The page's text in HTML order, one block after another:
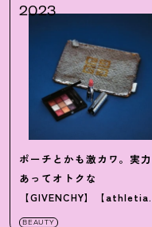
2023
ポーチとかも激カワ。実力
あってオトクな
【GIVENCHY】【athletia
【SABON】ホリデーコスメ
BEAUTY